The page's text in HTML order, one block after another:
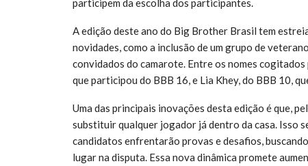
participem da escolha dos participantes.
A edição deste ano do Big Brother Brasil tem
novidades, como a inclusão de um grupo de
convidados do camarote. Entre os nomes
que participou do BBB 16, e Lia Khey, do BBB 10,
Uma das principais inovações desta edição é que,
substituir qualquer jogador já dentro da casa. Isso
candidatos enfrentarão provas e desafios,
lugar na disputa. Essa nova dinâmica promete